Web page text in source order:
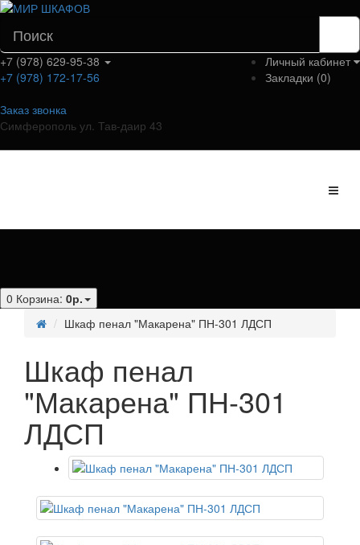
Личный кабинет
Закладки (0)
+7 (978) 629-95-38
+7 (978) 172-17-56
Заказ звонка
Симферополь ул. Тав-даир 43
0 Корзина: 0р.
Шкаф пенал "Макарена" ПН-301 ЛДСП
Шкаф пенал
"Макарена" ПН-301
ЛДСП